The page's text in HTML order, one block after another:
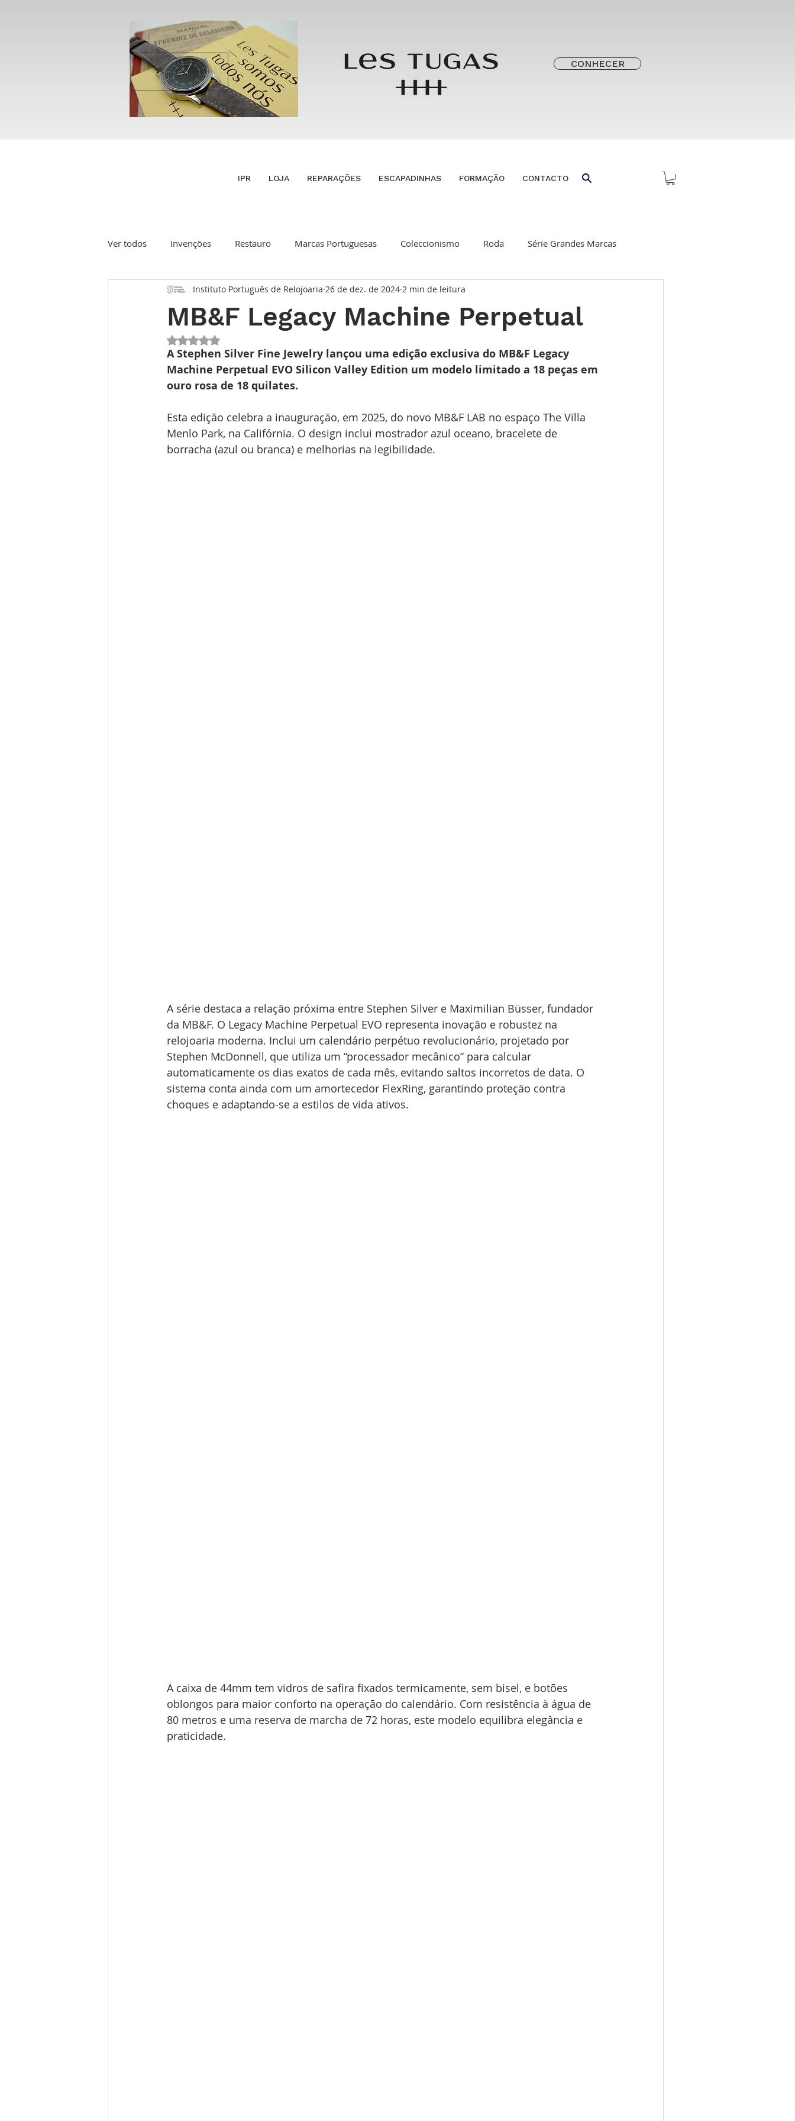
CONHECER
IPR LOJA REPARAÇÕES ESCAPADINHAS FORMAÇÃO CONTACTO
Ver todos Invenções Restauro Marcas Portuguesas Coleccionismo Roda Série Grandes Marcas
Entrevista Destaque Principal Série Solares Série Grandes Complicações
Conhecimento Relojoeiro
TEMPO FUTURO O Inventário
MB&F Legacy Machine Perpetual
Instituto Português de Relojoaria 26 de dez. de 2024 2 min de leitura
Avaliado com NaN de 5 estrelas.
A Stephen Silver Fine Jewelry lançou uma edição exclusiva do MB&F Legacy
Machine Perpetual EVO Silicon Valley Edition um modelo limitado a 18 peças em
ouro rosa de 18 quilates.
Esta edição celebra a inauguração, em 2025, do novo MB&F LAB no espaço The Villa
Menlo Park, na Califórnia. O design inclui mostrador azul oceano, bracelete de
borracha (azul ou branca) e melhorias na legibilidade.
A série destaca a relação próxima entre Stephen Silver e Maximilian Büsser, fundador
da MB&F. O Legacy Machine Perpetual EVO representa inovação e robustez na
relojoaria moderna. Inclui um calendário perpétuo revolucionário, projetado por
Stephen McDonnell, que utiliza um “processador mecânico” para calcular
automaticamente os dias exatos de cada mês, evitando saltos incorretos de data. O
sistema conta ainda com um amortecedor FlexRing, garantindo proteção contra
choques e adaptando-se a estilos de vida ativos.
A caixa de 44mm tem vidros de safira fixados termicamente, sem bisel, e botões
oblongos para maior conforto na operação do calendário. Com resistência à água de
80 metros e uma reserva de marcha de 72 horas, este modelo equilibra elegância e
praticidade.